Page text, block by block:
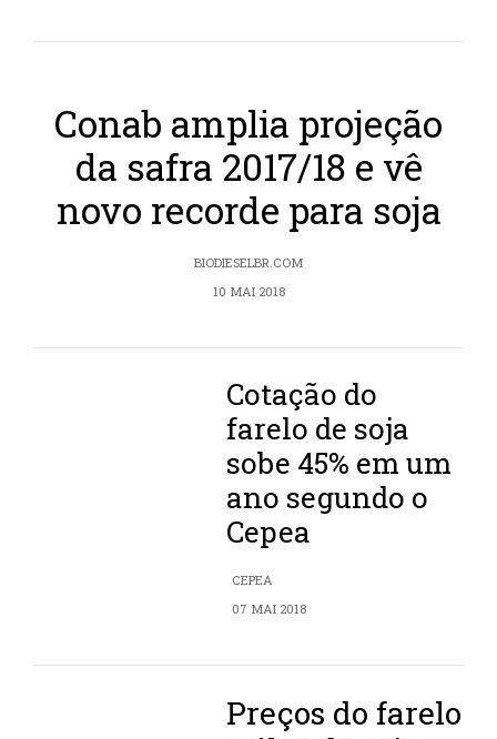
Conab amplia projeção
da safra 2017/18 e vê
novo recorde para soja
BIODIESELBR.COM
10 MAI 2018
Cotação do
farelo de soja
sobe 45% em um
ano segundo o
Cepea
CEPEA
07 MAI 2018
Preços do farelo